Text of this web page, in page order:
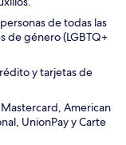
de todas las
de género (LGBTQ+
y tarjetas de
American
UnionPay y Carte